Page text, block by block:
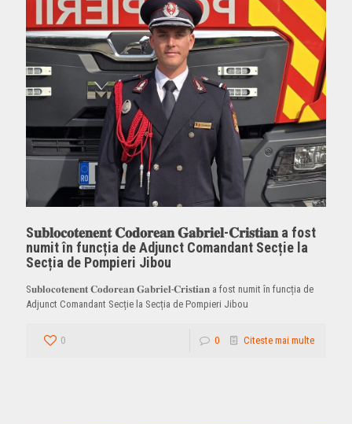
S𝐮𝐛𝐥𝐨𝐜𝐨𝐭𝐞𝐧𝐞𝐧𝐭 𝐂𝐨𝐝𝐨𝐫𝐞𝐚𝐧 𝐆𝐚𝐛𝐫𝐢𝐞𝐥-𝐂𝐫𝐢𝐬𝐭𝐢𝐚𝐧 a fost
numit în funcția de Adjunct Comandant Secție la
Secția de Pompieri Jibou
S𝐮𝐛𝐥𝐨𝐜𝐨𝐭𝐞𝐧𝐞𝐧𝐭 𝐂𝐨𝐝𝐨𝐫𝐞𝐚𝐧 𝐆𝐚𝐛𝐫𝐢𝐞𝐥-𝐂𝐫𝐢𝐬𝐭𝐢𝐚𝐧 a fost numit în funcția de
Adjunct Comandant Secție la Secția de Pompieri Jibou
0 0 Citeste mai multe